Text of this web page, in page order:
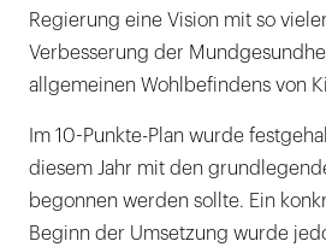
Regierung eine Vision mit so
Verbesserung der
allgemeinen Wohlbefindens von
Im 10-Punkte-Plan wurde
diesem Jahr mit den
begonnen werden sollte. Ein
Beginn der Umsetzung wurde